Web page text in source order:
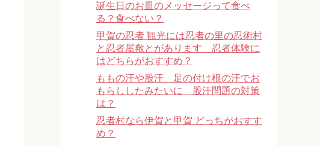
誕生日のお皿のメッセージって食べ
る？食べない？
甲賀の忍者 観光には忍者の里の忍術村
と忍者屋敷とがあります 忍者体験に
はどちらがおすすめ？
ももの汗や股汗 足の付け根の汗でお
もらししたみたいに 股汗問題の対策
は？
忍者村なら伊賀と甲賀 どっちがおすす
め？